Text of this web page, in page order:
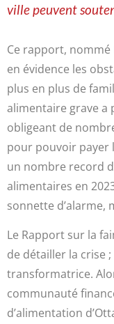
ville peuvent
Ce rapport, nommé
en évidence les
plus en plus de
alimentaire grave a
obligeant de
pour pouvoir payer
un nombre record
alimentaires en
sonnette d’alarme,
Le Rapport sur la
de détailler la crise
transformatrice.
communauté
d’alimentation